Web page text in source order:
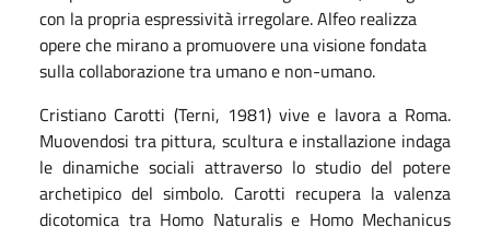
con la propria espressività irregolare. Alfeo realizza
opere che mirano a promuovere una visione fondata
sulla collaborazione tra umano e non-umano.
Cristiano Carotti (Terni, 1981) vive e lavora a Roma.
Muovendosi tra pittura, scultura e installazione indaga
le dinamiche sociali attraverso lo studio del potere
archetipico del simbolo. Carotti recupera la valenza
dicotomica tra Homo Naturalis e Homo Mechanicus